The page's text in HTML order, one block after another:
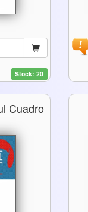
Stock: 20
Cuadro